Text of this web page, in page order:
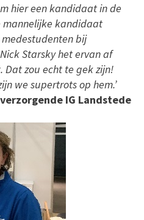
hier een kandidaat in de
mannelijke kandidaat
bij
Starsky het ervan af
zou echt te gek zijn!
we supertrots op hem.’
IG Landstede